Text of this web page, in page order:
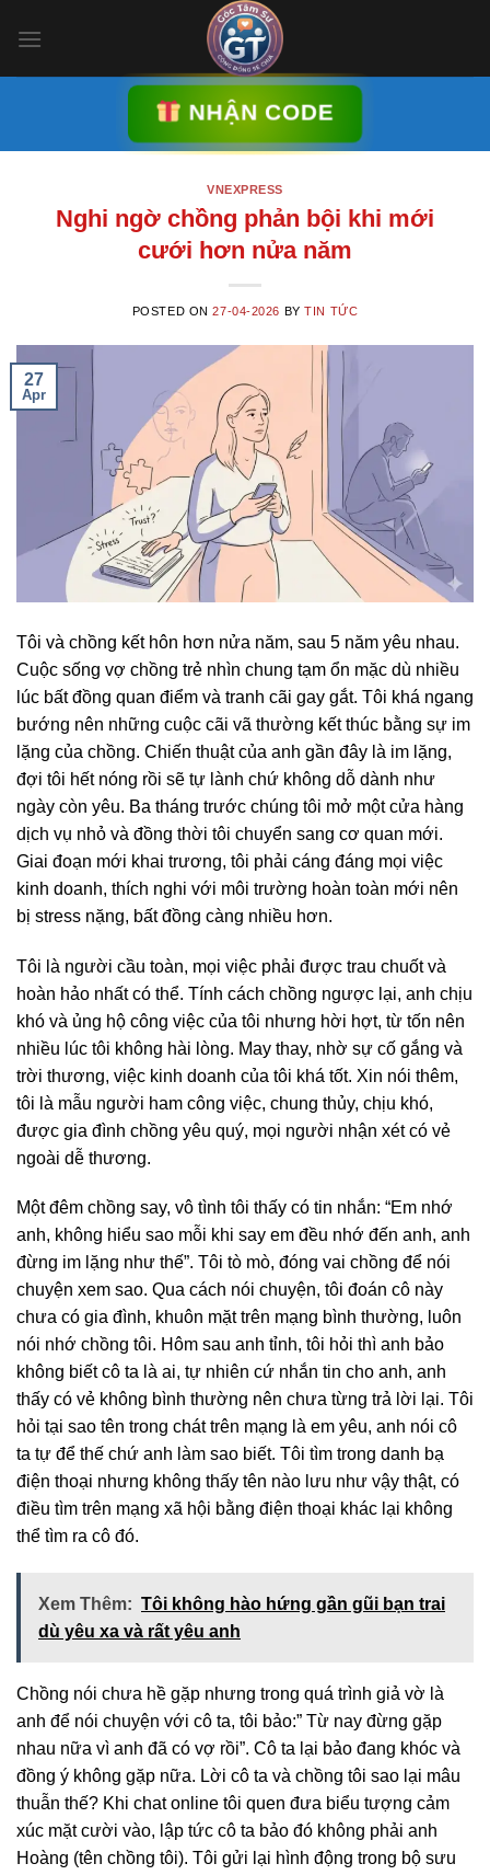
NHẬN CODE
VNEXPRESS
Nghi ngờ chồng phản bội khi mới
cưới hơn nửa năm
POSTED ON27-04-2026 BYTIN TỨC
27
Apr
Tôi và chồng kết hôn hơn nửa năm, sau 5 năm yêu nhau.
Cuộc sống vợ chồng trẻ nhìn chung tạm ổn mặc dù nhiều
lúc bất đồng quan điểm và tranh cãi gay gắt. Tôi khá ngang
bướng nên những cuộc cãi vã thường kết thúc bằng sự im
lặng của chồng. Chiến thuật của anh gần đây là im lặng,
đợi tôi hết nóng rồi sẽ tự lành chứ không dỗ dành như
ngày còn yêu. Ba tháng trước chúng tôi mở một cửa hàng
dịch vụ nhỏ và đồng thời tôi chuyển sang cơ quan mới.
Giai đoạn mới khai trương, tôi phải cáng đáng mọi việc
kinh doanh, thích nghi với môi trường hoàn toàn mới nên
bị stress nặng, bất đồng càng nhiều hơn.
Tôi là người cầu toàn, mọi việc phải được trau chuốt và
hoàn hảo nhất có thể. Tính cách chồng ngược lại, anh chịu
khó và ủng hộ công việc của tôi nhưng hời hợt, từ tốn nên
nhiều lúc tôi không hài lòng. May thay, nhờ sự cố gắng và
trời thương, việc kinh doanh của tôi khá tốt. Xin nói thêm,
tôi là mẫu người ham công việc, chung thủy, chịu khó,
được gia đình chồng yêu quý, mọi người nhận xét có vẻ
ngoài dễ thương.
Một đêm chồng say, vô tình tôi thấy có tin nhắn: “Em nhớ
anh, không hiểu sao mỗi khi say em đều nhớ đến anh, anh
đừng im lặng như thế”. Tôi tò mò, đóng vai chồng để nói
chuyện xem sao. Qua cách nói chuyện, tôi đoán cô này
chưa có gia đình, khuôn mặt trên mạng bình thường, luôn
nói nhớ chồng tôi. Hôm sau anh tỉnh, tôi hỏi thì anh bảo
không biết cô ta là ai, tự nhiên cứ nhắn tin cho anh, anh
thấy có vẻ không bình thường nên chưa từng trả lời lại. Tôi
hỏi tại sao tên trong chát trên mạng là em yêu, anh nói cô
ta tự để thế chứ anh làm sao biết. Tôi tìm trong danh bạ
điện thoại nhưng không thấy tên nào lưu như vậy thật, có
điều tìm trên mạng xã hội bằng điện thoại khác lại không
thể tìm ra cô đó.
Xem Thêm: Tôi không hào hứng gần gũi bạn trai
dù yêu xa và rất yêu anh
Chồng nói chưa hề gặp nhưng trong quá trình giả vờ là
anh để nói chuyện với cô ta, tôi bảo:” Từ nay đừng gặp
nhau nữa vì anh đã có vợ rồi”. Cô ta lại bảo đang khóc và
đồng ý không gặp nữa. Lời cô ta và chồng tôi sao lại mâu
thuẫn thế? Khi chat online tôi quen đưa biểu tượng cảm
xúc mặt cười vào, lập tức cô ta bảo đó không phải anh
Hoàng (tên chồng tôi). Tôi gửi lại hình động trong bộ sưu